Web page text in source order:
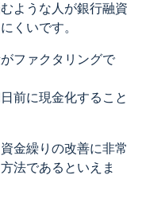
ような人が銀行融資
くいです。
ファクタリングで
前に現金化すること
金繰りの改善に非常
法であるといえま